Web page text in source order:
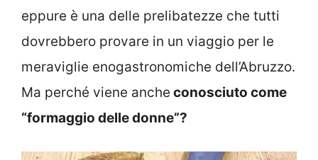
eppure è una delle prelibatezze che tutti
dovrebbero provare in un viaggio per le
meraviglie enogastronomiche dell’Abruzzo.
Ma perché viene anche conosciuto come
“formaggio delle donne”?